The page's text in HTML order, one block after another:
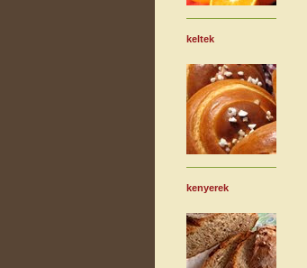
keltek
kenyerek